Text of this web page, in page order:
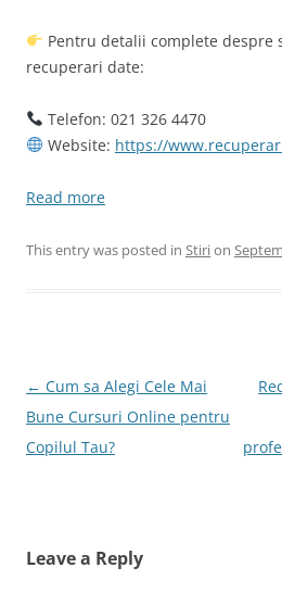
Pentru detalii complete despre
recuperari date:
Telefon: 021 326 4470
Website: https://
Read more:
date
pentru
This entry was posted in Stirion
Post
navigation
← Cum sa Alegi Cele Mai
Bune Cursuri Online pentru
Copilul Tau?
Leave a Reply